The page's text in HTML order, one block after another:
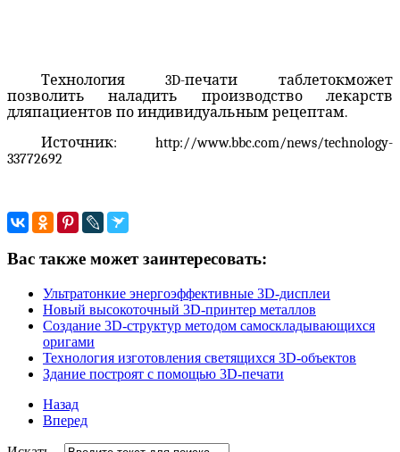
Технология 3D-печати таблетокможет
позволить наладить производство лекарств
дляпациентов по индивидуальным рецептам.
Источник: http://www.bbc.com/news/technology-
33772692
Вас также может заинтересовать:
Ультратонкие энергоэффективные 3D-дисплеи
Новый высокоточный 3D-принтер металлов
Создание 3D-структур методом самоскладывающихся
оригами
Технология изготовления светящихся 3D-объектов
Здание построят с помощью 3D-печати
Назад
Вперед